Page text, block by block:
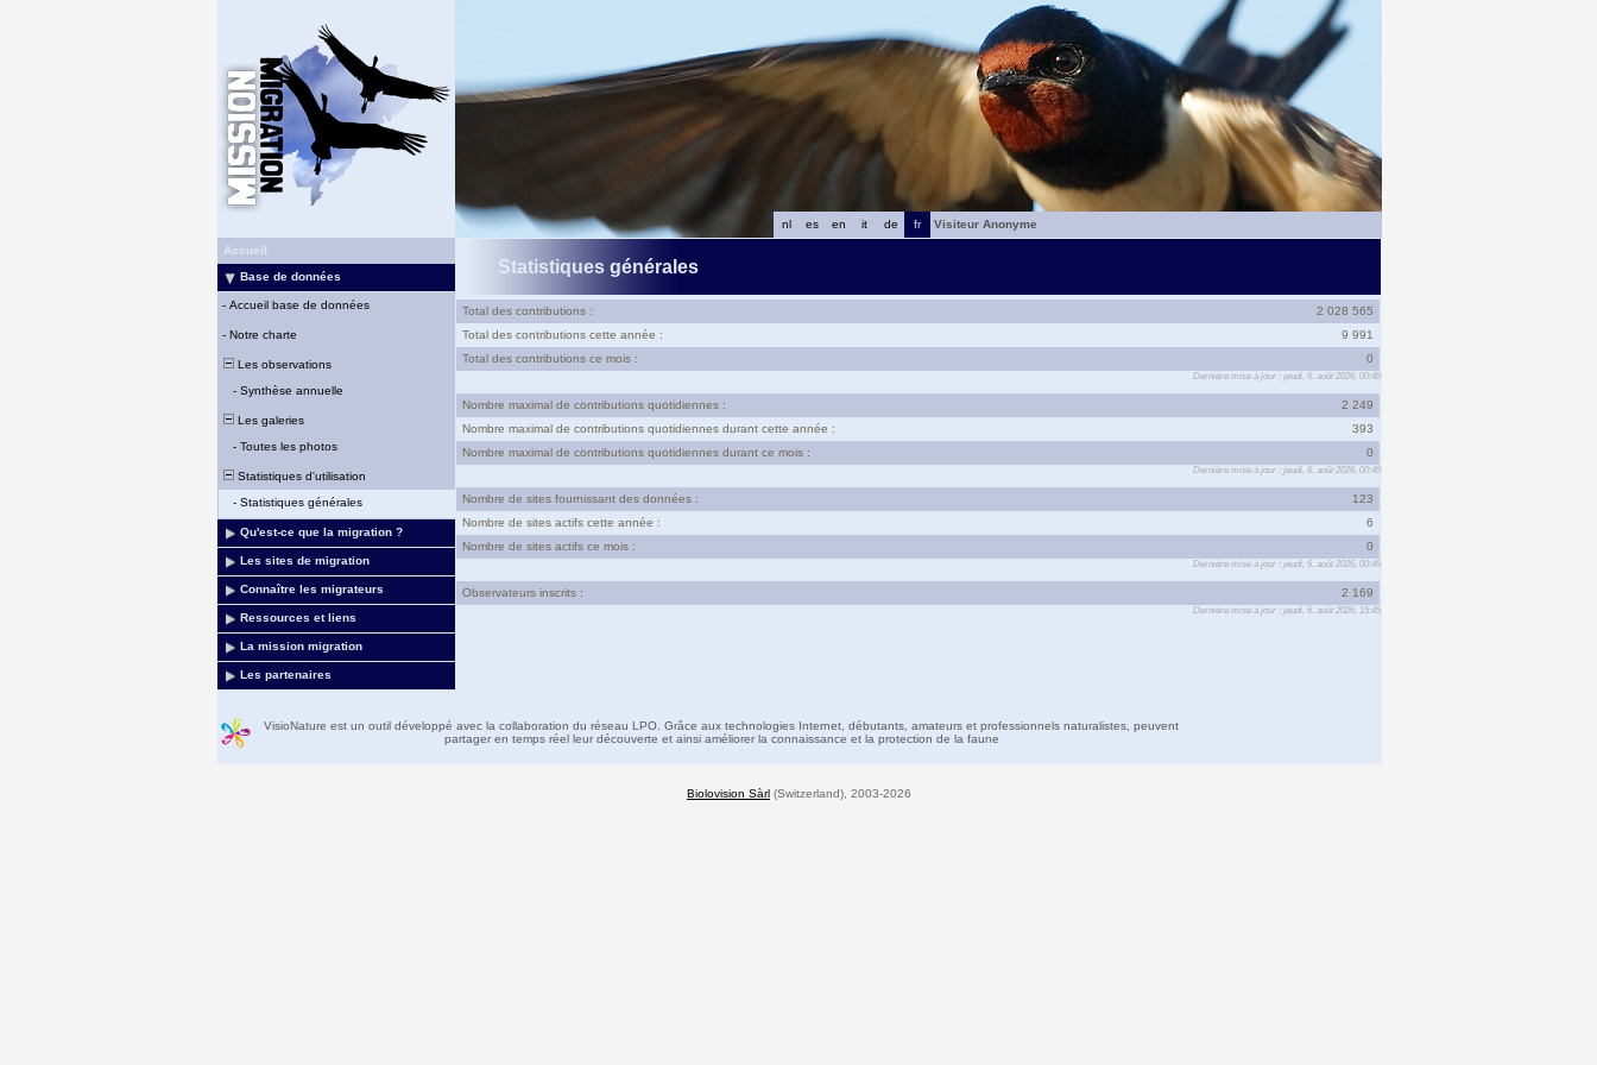
fr
de
it
en
es
nl
Visiteur Anonyme
Accueil
Base de données
- Accueil base de données
- Notre charte
Les observations
- Synthèse annuelle
Les galeries
- Toutes les photos
Statistiques d'utilisation
- Statistiques générales
Qu'est-ce que la migration ?
Les sites de migration
Connaître les migrateurs
Ressources et liens
La mission migration
Les partenaires
Statistiques générales
Total des contributions :
2 028 565
Total des contributions cette année :
9 991
Total des contributions ce mois :
0
Dernière mise à jour : jeudi, 6. août 2026, 00:49
Nombre maximal de contributions quotidiennes :
2 249
Nombre maximal de contributions quotidiennes durant cette année :
393
Nombre maximal de contributions quotidiennes durant ce mois :
0
Dernière mise à jour : jeudi, 6. août 2026, 00:49
Nombre de sites fournissant des données :
123
Nombre de sites actifs cette année :
6
Nombre de sites actifs ce mois :
0
Dernière mise à jour : jeudi, 6. août 2026, 00:49
Observateurs inscrits : 2 169
Dernière mise à jour : jeudi, 6. août 2026, 15:45
VisioNature est un outil développé avec la collaboration du réseau LPO. Grâce aux technologies Internet, débutants, amateurs et professionnels naturalistes, peuvent
partager en temps réel leur découverte et ainsi améliorer la connaissance et la protection de la faune
Biolovision Sàrl (Switzerland), 2003-2026